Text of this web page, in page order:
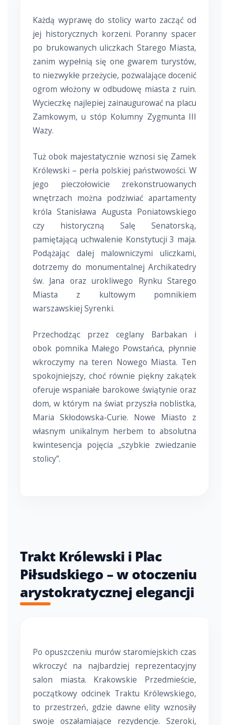
Każdą wyprawę do stolicy warto zacząć od
jej historycznych korzeni. Poranny spacer
po brukowanych uliczkach Starego Miasta,
zanim wypełnią się one gwarem turystów,
to niezwykłe przeżycie, pozwalające docenić
ogrom włożony w odbudowę miasta z ruin.
Wycieczkę najlepiej zainaugurować na placu
Zamkowym, u stóp Kolumny Zygmunta III
Wazy.
Tuż obok majestatycznie wznosi się Zamek
Królewski – perła polskiej państwowości. W
jego pieczołowicie zrekonstruowanych
wnętrzach można podziwiać apartamenty
króla Stanisława Augusta Poniatowskiego
czy historyczną Salę Senatorską,
pamiętającą uchwalenie Konstytucji 3 maja.
Podążając dalej malowniczymi uliczkami,
dotrzemy do monumentalnej Archikatedry
św. Jana oraz urokliwego Rynku Starego
Miasta z kultowym pomnikiem
warszawskiej Syrenki.
Przechodząc przez ceglany Barbakan i
obok pomnika Małego Powstańca, płynnie
wkroczymy na teren Nowego Miasta. Ten
spokojniejszy, choć równie piękny zakątek
oferuje wspaniałe barokowe świątynie oraz
dom, w którym na świat przyszła noblistka,
Maria Skłodowska-Curie. Nowe Miasto z
własnym unikalnym herbem to absolutna
kwintesencja pojęcia „szybkie zwiedzanie
stolicy”.
Trakt Królewski i Plac
Piłsudskiego – w otoczeniu
arystokratycznej elegancji
Po opuszczeniu murów staromiejskich czas
wkroczyć na najbardziej reprezentacyjny
salon miasta. Krakowskie Przedmieście,
początkowy odcinek Traktu Królewskiego,
to przestrzeń, gdzie dawne elity wznosiły
swoje oszałamiające rezydencje. Szeroki,